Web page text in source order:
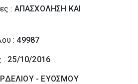
: ΑΠΑΣΧΟΛΗΣΗ ΚΑΙ
: 49987
: 25/10/2016
- ΕΥΟΣΜΟΥ